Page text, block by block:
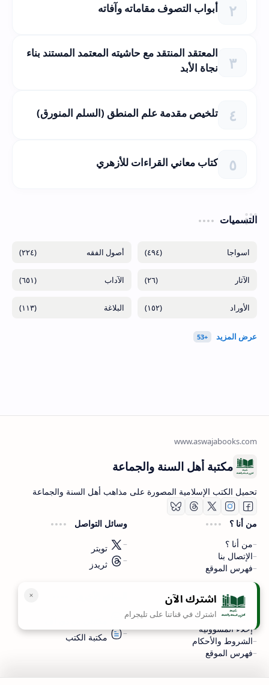
أبواب التصوف مقاماته وآفاته
المعتقد المنتقد مع حاشيته المعتمد المستند بناء
نجاة الأبد
تلخيص مقدمة علم المنطق (السلم المنورق)
كتاب معاني القراءات للأزهري
التسميات
(٤٩٤) (٢٢٤)
(٢٦) (٦٥١)
(١٥٢) (١١٣)
اشترك الآن
اشترك في قناتنا على تليجرام
مكتبة أهل السنة والجماعة
تحميل الكتب الإسلامية المصورة على مذاهب أهل السنة والجماعة
من أنا ؟
من أنا ؟
الإتصال بنا
فهرس الموقع
وسائل التواصل
تويتر
ثريدز
سياسة الخصوصية
سياسة الخصوصية
إخلاء المسؤولية
الشروط والأحكام
فهرس الموقع
مكتبة الكتب